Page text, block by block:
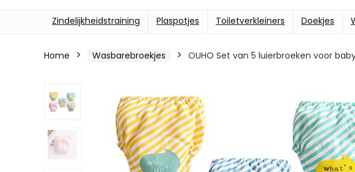
Zindelijkheidstraining Plaspotjes Toiletverkleiners Doekjes
Home Wasbarebroekjes OUHO Set van 5 luierbroeken voor